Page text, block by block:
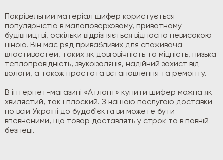
Покрівельний матеріал шифер користується
популярністю в малоповерховому, приватному
будівництві, оскільки відрізняється відносно невисокою
ціною. Він має ряд привабливих для споживача
властивостей, таких як довговічність та міцність, низька
теплопровідність, звукоізоляція, надійний захист від
вологи, а також простота встановлення та ремонту.
В інтернет-магазині «Атлант» купити шифер можна як
хвилястий, так і плоский. З нашою послугою доставки
по всій Україні до будоб'єкта ви можете бути
впевненими, що товар доставлять у строк та в повній
безпеці.